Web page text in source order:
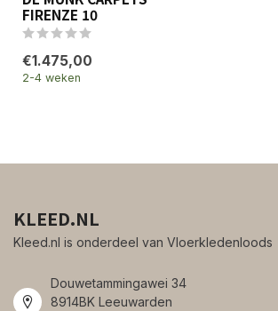
FIRENZE 10
€1.475,00
2-4 weken
KLEED.NL
Kleed.nl is onderdeel van Vloerkledenloods
Douwetammingawei 34
8914BK Leeuwarden